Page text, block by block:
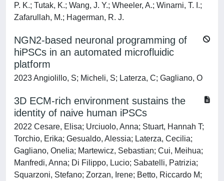
P. K.; Tutak, K.; Wang, J. Y.; Wheeler, A.; Winarni, T. I.;
Zafarullah, M.; Hagerman, R. J.
NGN2-based neuronal programming of
hiPSCs in an automated microfluidic
platform
2023 Angiolillo, S; Micheli, S; Laterza, C; Gagliano, O
3D ECM-rich environment sustains the
identity of naive human iPSCs
2022 Cesare, Elisa; Urciuolo, Anna; Stuart, Hannah T;
Torchio, Erika; Gesualdo, Alessia; Laterza, Cecilia;
Gagliano, Onelia; Martewicz, Sebastian; Cui, Meihua;
Manfredi, Anna; Di Filippo, Lucio; Sabatelli, Patrizia;
Squarzoni, Stefano; Zorzan, Irene; Betto, Riccardo M;